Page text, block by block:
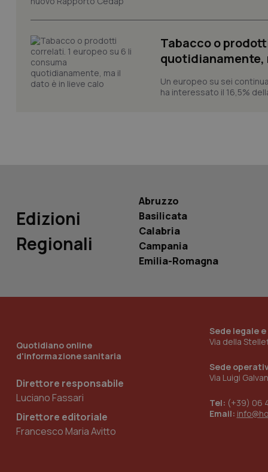
Tabacco o
quotidianamente,
Un europeo su sei
ha interessato il 16,5%
Edizioni
Regionali
Abruzzo
Basilicata
Calabria
Campania
Emilia-Romagna
Quotidiano online
d'informazione sanitaria
Direttore responsabile
Luciano Fassari
Direttore editoriale
Francesco Maria Avitto
Sede legale
Via della
Sede
Via Luigi
Tel: (+39) 06
Email:
PHPSESSID
YSC
ROLLOUT_TOKEN
ironfish-tracking-
named-enable